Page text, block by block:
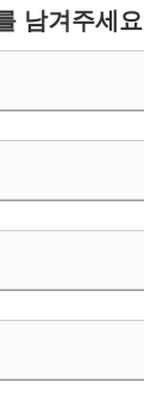
남겨주세요